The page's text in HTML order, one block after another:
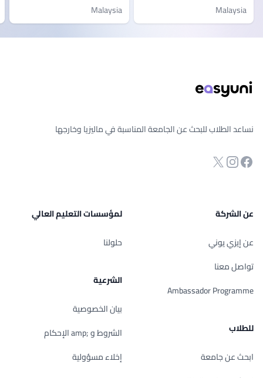
Malaysia
Malaysia
نساعد الطلاب للبحث عن الجامعة المناسبة في ماليزيا وخارجها
صفحة الفيسبوك
انستجرام
Twitter
عن الشركة
عن إيزي يوني
تواصل معنا
Ambassador Programme
للطلاب
ابحث عن جامعة
لمؤسسات التعليم العالي
حلولنا
الشرعية
بيان الخصوصية
الشروط و ;amp الإحكام
إخلاء مسؤولية